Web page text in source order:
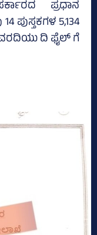
ಪ್ರಧಾನ
ಪುಸ್ತಕಗಳ 5,134
ದಿ ಫೈಲ್‌ ಗೆ